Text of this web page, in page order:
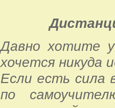
Давно хотите
хочется никуда
Если есть сила
по